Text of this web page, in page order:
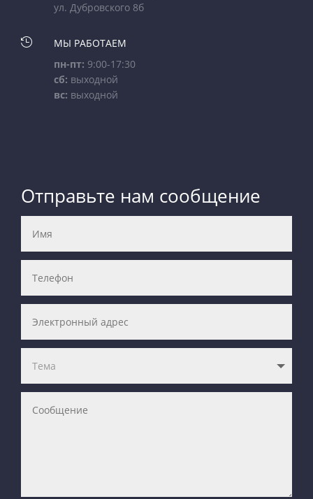
ул. Дубровского 8б

МЫ РАБОТАЕМ
пн-пт: 9:00-17:30
сб: выходной
вс: выходной
Отправьте нам сообщение